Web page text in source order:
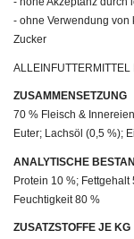
- ohne Verwendung von
Zucker
ZUSAMMENSETZUNG
70 % Fleisch &
Euter; Lachsöl (0,5 %);
ANALYTISCHE
Protein 10 %;
Feuchtigkeit 80 %
ZUSATZSTOFFE JE KG